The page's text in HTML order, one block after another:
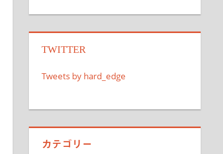
TWITTER
Tweets by hard_edge
カテゴリー